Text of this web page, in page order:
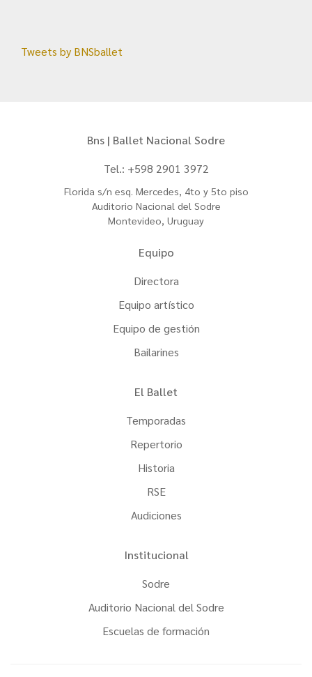
Tweets by BNSballet
Bns | Ballet Nacional Sodre
Tel.: +598 2901 3972
Florida s/n esq. Mercedes, 4to y 5to piso
Auditorio Nacional del Sodre
Montevideo, Uruguay
Equipo
Directora
Equipo artístico
Equipo de gestión
Bailarines
El Ballet
Temporadas
Repertorio
Historia
RSE
Audiciones
Institucional
Sodre
Auditorio Nacional del Sodre
Escuelas de formación